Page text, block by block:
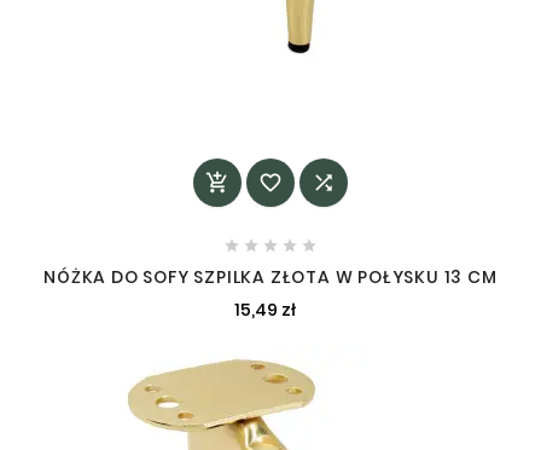
  
    
NÓŻKA DO SOFY SZPILKA ZŁOTA W POŁYSKU 13 CM
15,49 zł